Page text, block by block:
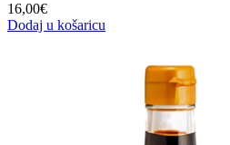
16,00€
Dodaj u košaricu